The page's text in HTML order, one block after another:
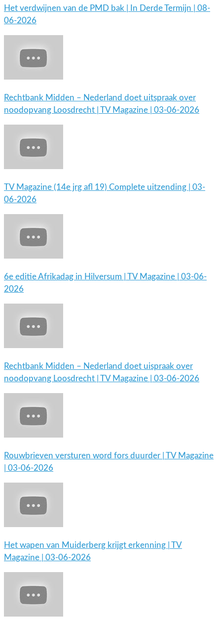
Het verdwijnen van de PMD bak | In Derde Termijn | 08-
06-2026
Rechtbank Midden – Nederland doet uitspraak over
noodopvang Loosdrecht | TV Magazine | 03-06-2026
TV Magazine (14e jrg afl 19) Complete uitzending | 03-
06-2026
6e editie Afrikadag in Hilversum | TV Magazine | 03-06-
2026
Rechtbank Midden – Nederland doet uispraak over
noodopvang Loosdrecht | TV Magazine | 03-06-2026
Rouwbrieven versturen word fors duurder | TV Magazine
| 03-06-2026
Het wapen van Muiderberg krijgt erkenning | TV
Magazine | 03-06-2026